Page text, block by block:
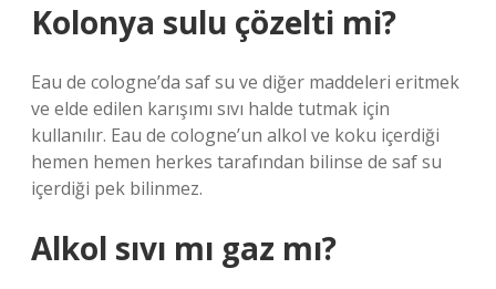
Kolonya sulu çözelti mi?
Eau de cologne’da saf su ve diğer maddeleri eritmek
ve elde edilen karışımı sıvı halde tutmak için
kullanılır. Eau de cologne’un alkol ve koku içerdiği
hemen hemen herkes tarafından bilinse de saf su
içerdiği pek bilinmez.
Alkol sıvı mı gaz mı?